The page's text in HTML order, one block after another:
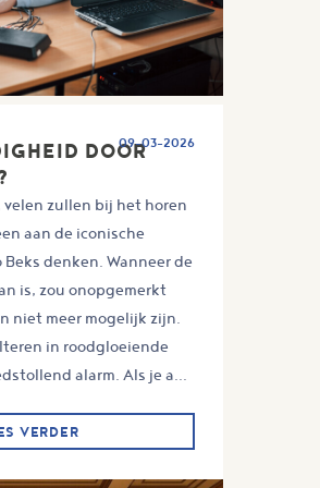
DOOR09-03-2026
zullen bij het horen
aan de iconische
denken. Wanneer de
is, zou onopgemerkt
niet meer mogelijk zijn.
in roodgloeiende
alarm. Als je a...
VERDER